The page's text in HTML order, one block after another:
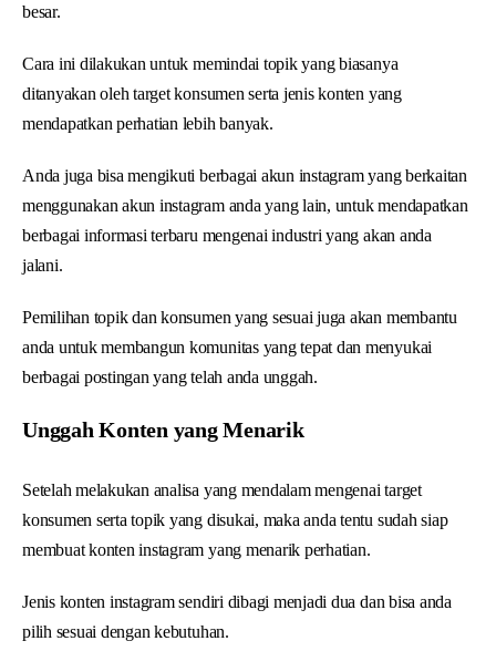
besar.
Cara ini dilakukan untuk memindai topik yang biasanya
ditanyakan oleh target konsumen serta jenis konten yang
mendapatkan perhatian lebih banyak.
Anda juga bisa mengikuti berbagai akun instagram yang berkaitan
menggunakan akun instagram anda yang lain, untuk mendapatkan
berbagai informasi terbaru mengenai industri yang akan anda
jalani.
Pemilihan topik dan konsumen yang sesuai juga akan membantu
anda untuk membangun komunitas yang tepat dan menyukai
berbagai postingan yang telah anda unggah.
Unggah Konten yang Menarik
Setelah melakukan analisa yang mendalam mengenai target
konsumen serta topik yang disukai, maka anda tentu sudah siap
membuat konten instagram yang menarik perhatian.
Jenis konten instagram sendiri dibagi menjadi dua dan bisa anda
pilih sesuai dengan kebutuhan.